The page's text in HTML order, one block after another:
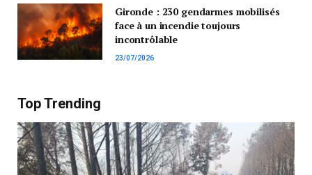
Gironde : 230 gendarmes mobilisés
face à un incendie toujours
incontrôlable
23/07/2026
Top Trending